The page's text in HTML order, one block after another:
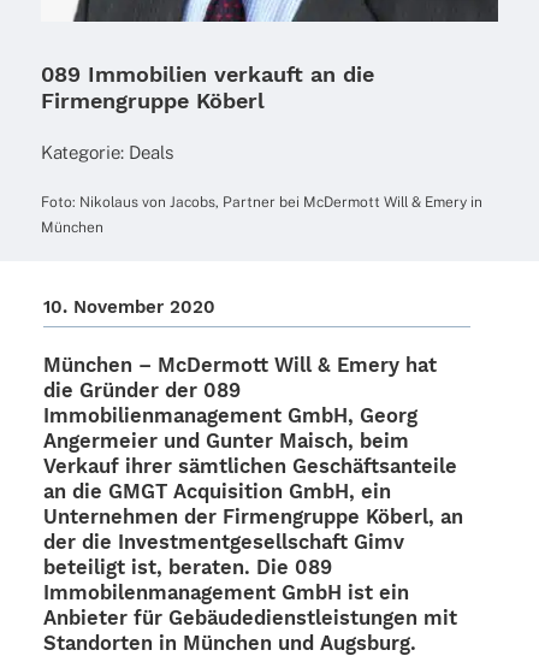
089 Immobilien verkauft an die
Firmengruppe Köberl
Kate­go­rie: Deals
Foto: Niko­laus von Jacobs, Part­ner bei McDer­mott Will & Emery in
München
10. Novem­ber 2020
München – McDer­mott Will & Emeryhat
die Grün­der der 089
Immo­bi­li­en­ma­nage­ment GmbH, Georg
Anger­meier und Gunter Maisch, beim
Verkauf ihrer sämt­li­chen Geschäfts­an­teile
an die GMGT Acqui­si­tion GmbH, ein
Unter­neh­men derFirmen­gruppe Köberl, an
der die Invest­ment­ge­sell­schaft Gimv
betei­ligt ist, bera­ten. Die 089
Immo­bi­len­ma­nage­ment GmbH ist ein
Anbie­ter für Gebäu­de­dienst­leis­tun­gen mit
Stand­or­ten in München und Augsburg.